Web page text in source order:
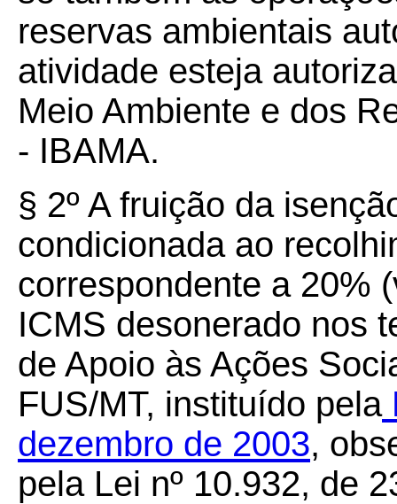
reservas ambientais
atividade esteja
Meio Ambiente e dos
- IBAMA.
§ 2º A fruição da
condicionada ao
correspondente a 20%
ICMS desonerado nos
de Apoio às Ações
FUS/MT, instituído pela
dezembro de 2003,
pela Lei nº 10.932, de